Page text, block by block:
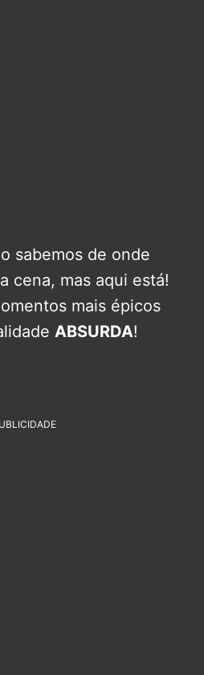
sabemos de onde
cena, mas aqui está!
mais épicos
ABSURDA!